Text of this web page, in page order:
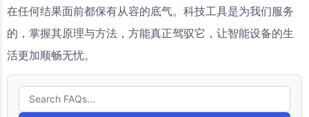
在任何结果面前都保有从容的底气。科技工具是为我们服务
的，掌握其原理与方法，方能真正驾驭它，让智能设备的生
活更加顺畅无忧。